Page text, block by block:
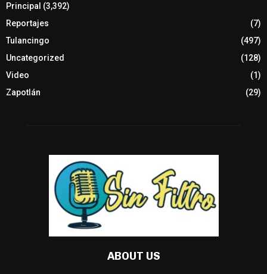
Principal (3,392)
Reportajes
(7)
Tulancingo
(497)
Uncategorized
(128)
Video
(1)
Zapotlán
(29)
ABOUT US